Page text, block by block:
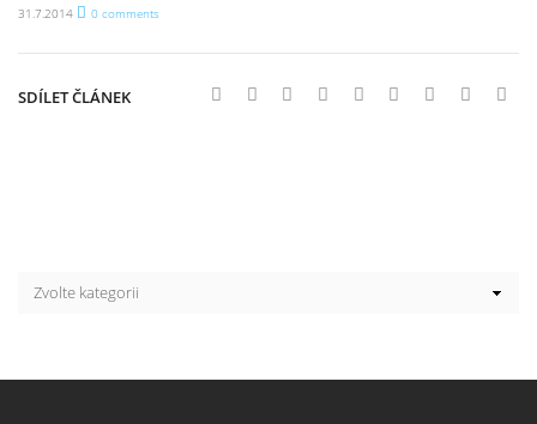
31.7.2014 0 comments
SDÍLET ČLÁNEK